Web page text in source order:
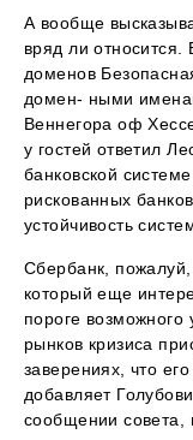
А вообще
вряд ли относится.
доменов
домен- ными
Веннегора оф
у гостей ответил
банковской
рискованных
устойчивость
Сбербанк, пожалуй,
который еще
пороге возможного
рынков кризиса
заверениях, что
добавляет
сообщении совета,